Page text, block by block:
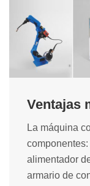
Ventajas
La máquina
alimentador
armario de